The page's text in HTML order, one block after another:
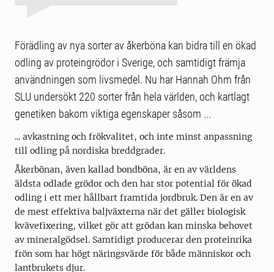
Förädling av nya sorter av åkerböna kan bidra till en ökad
odling av proteingrödor i Sverige, och samtidigt främja
användningen som livsmedel. Nu har Hannah Ohm från
SLU undersökt 220 sorter från hela världen, och kartlagt
genetiken bakom viktiga egenskaper såsom ...
... avkastning och frökvalitet, och inte minst anpassning
till odling på nordiska breddgrader.
Åkerbönan, även kallad bondböna, är en av världens
äldsta odlade grödor och den har stor potential för ökad
odling i ett mer hållbart framtida jordbruk. Den är en av
de mest effektiva baljväxterna när det gäller biologisk
kvävefixering, vilket gör att grödan kan minska behovet
av mineralgödsel. Samtidigt producerar den proteinrika
frön som har högt näringsvärde för både människor och
lantbrukets djur.